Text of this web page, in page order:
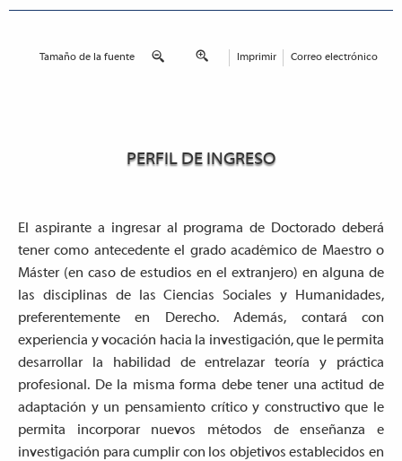
Tamaño de la fuente Imprimir Correo electrónico
PERFIL DE INGRESO
El aspirante a ingresar al programa de Doctorado deberá
tener como antecedente el grado académico de Maestro o
Máster (en caso de estudios en el extranjero) en alguna de
las disciplinas de las Ciencias Sociales y Humanidades,
preferentemente en Derecho. Además, contará con
experiencia y vocación hacia la investigación, que le permita
desarrollar la habilidad de entrelazar teoría y práctica
profesional. De la misma forma debe tener una actitud de
adaptación y un pensamiento crítico y constructivo que le
permita incorporar nuevos métodos de enseñanza e
investigación para cumplir con los objetivos establecidos en